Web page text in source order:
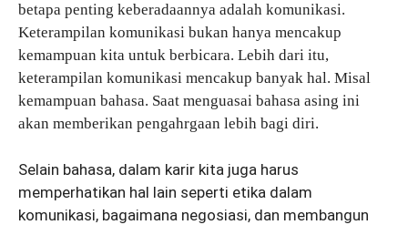
betapa penting keberadaannya adalah komunikasi.
Keterampilan komunikasi bukan hanya mencakup
kemampuan kita untuk berbicara. Lebih dari itu,
keterampilan komunikasi mencakup banyak hal. Misal
kemampuan bahasa. Saat menguasai bahasa asing ini
akan memberikan pengahrgaan lebih bagi diri.
Selain bahasa, dalam karir kita juga harus
memperhatikan hal lain seperti etika dalam
komunikasi, bagaimana negosiasi, dan membangun